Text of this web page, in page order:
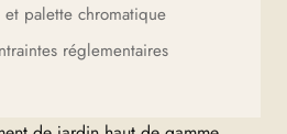
palette chromatique
réglementaires